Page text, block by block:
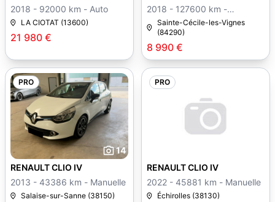
21 980 €
2018 - 92000 km - Auto
LA CIOTAT (13600)
8 990 €
2018 - 127600 km -
Manuelle
Sainte-Cécile-les-Vignes
(84290)
PRO
14
RENAULT CLIO IV
2013 - 43386 km - Manuelle
Salaise-sur-Sanne (38150)
PRO
RENAULT CLIO IV
2022 - 45881 km - Manuelle
Échirolles (38130)